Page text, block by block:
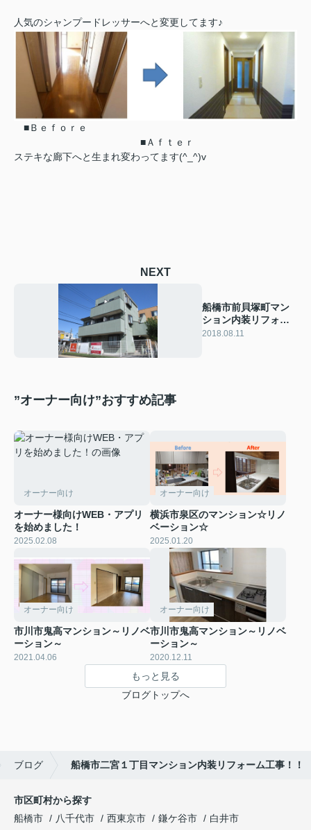
人気のシャンプードレッサーへと変更してます♪
■Ｂｅｆｏｒｅ
■Ａｆｔｅｒ
ステキな廊下へと生まれ変わってます(^_^)v
NEXT
船橋市前貝塚町マン
ション内装リフォー
ム工事！！
2018.08.11
”オーナー向け”おすすめ記事
オーナー向け
オーナー様向けWEB・アプリ
を始めました！
2025.02.08
オーナー向け
横浜市泉区のマンション☆リノ
ベーション☆
2025.01.20
オーナー向け
市川市鬼高マンション～リノベ
ーション～
2021.04.06
オーナー向け
市川市鬼高マンション～リノベ
ーション～
2020.12.11
もっと見る
ブログトップへ
ブログ 船橋市二宮１丁目マンション内装リフォーム工事！！
市区町村から探す
船橋市
八千代市 西東京市 鎌ケ谷市
白井市